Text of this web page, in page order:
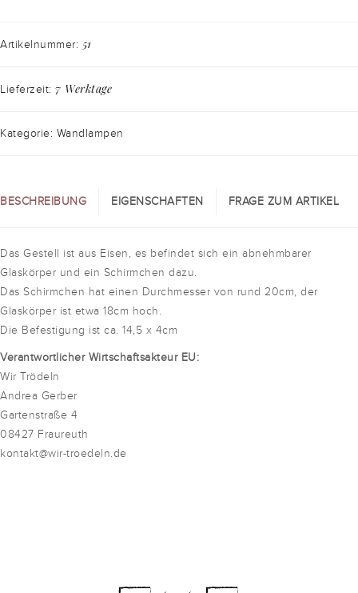
Artikelnummer: 51
Lieferzeit: 7 Werktage
Kategorie: Wandlampen
BESCHREIBUNG EIGENSCHAFTEN FRAGE ZUM ARTIKEL
Das Gestell ist aus Eisen, es befindet sich ein abnehmbarer
Glaskörper und ein Schirmchen dazu.
Das Schirmchen hat einen Durchmesser von rund 20cm, der
Glaskörper ist etwa 18cm hoch.
Die Befestigung ist ca. 14,5 x 4cm
Verantwortlicher Wirtschaftsakteur EU:
Wir Trödeln
Andrea Gerber
Gartenstraße 4
08427 Fraureuth
kontakt@wir-troedeln.de